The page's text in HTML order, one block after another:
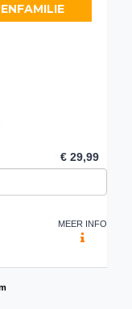
€ 29,99
MEER INFO